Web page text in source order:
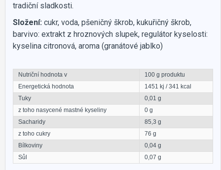
tradiční sladkosti.
Složení: cukr, voda, pšeničný škrob, kukuřičný škrob,
barvivo: extrakt z hroznových slupek, regulátor kyselosti:
kyselina citronová, aroma (granátové jablko)
Nutriční hodnota v
100 g produktu
Energetická hodnota
1451 kj / 341 kcal
Tuky
0,01 g
z toho nasycené mastné kyseliny
0 g
Sacharidy
85,3 g
z toho cukry
76 g
Bílkoviny
0,04 g
Sůl
0,07 g